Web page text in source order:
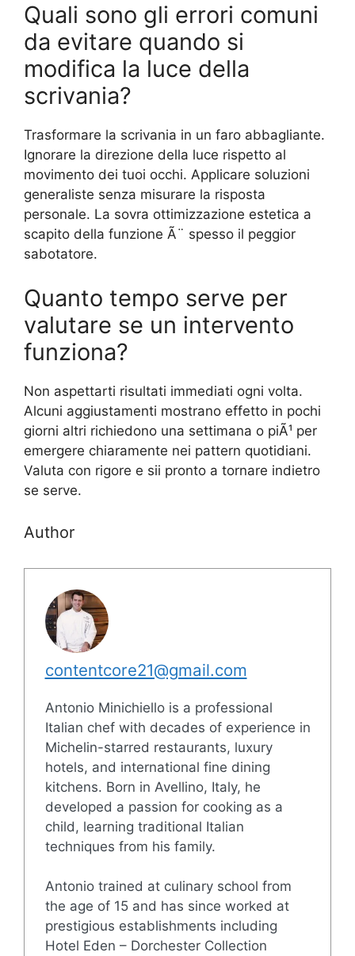
Quali sono gli errori comuni
da evitare quando si
modifica la luce della
scrivania?
Trasformare la scrivania in un faro abbagliante.
Ignorare la direzione della luce rispetto al
movimento dei tuoi occhi. Applicare soluzioni
generaliste senza misurare la risposta
personale. La sovra ottimizzazione estetica a
scapito della funzione Ã¨ spesso il peggior
sabotatore.
Quanto tempo serve per
valutare se un intervento
funziona?
Non aspettarti risultati immediati ogni volta.
Alcuni aggiustamenti mostrano effetto in pochi
giorni altri richiedono una settimana o piÃ¹ per
emergere chiaramente nei pattern quotidiani.
Valuta con rigore e sii pronto a tornare indietro
se serve.
Author
contentcore21@gmail.com
Antonio Minichiello is a professional
Italian chef with decades of experience in
Michelin-starred restaurants, luxury
hotels, and international fine dining
kitchens. Born in Avellino, Italy, he
developed a passion for cooking as a
child, learning traditional Italian
techniques from his family.
Antonio trained at culinary school from
the age of 15 and has since worked at
prestigious establishments including
Hotel Eden – Dorchester Collection